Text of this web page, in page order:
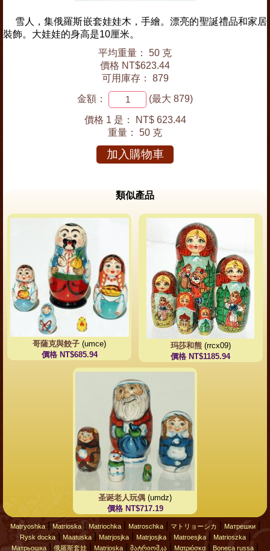
雪人，集俄羅斯嵌套娃娃木，手繪。漂亮的聖誕禮品和家居
裝飾。大娃娃的身高是10厘米。
平均重量： 50 克
價格 NT$623.44
可用庫存： 879
金額： (最大 879)
價格 1 是：
NT$ 623.44
重量： 50 克
加入購物車
類似產品
哥薩克與餃子 (umce)
價格 NT$685.94
玛莎和熊(rrcx09)
價格 NT$1185.94
圣诞老人玩偶 (umdz)
價格 NT$717.19
Matryoshka| Matrioska| Matriochka| Matroschka| マトリョーシカ Матрешки|
Rysk docka| Maatuska| Matrjosjka| Matrjosjka| Matroesjka| Matrioszka|
Матрьошка 俄羅斯套娃 Matrjoska მატრიოშკა Ματριόσκα Boneca russa